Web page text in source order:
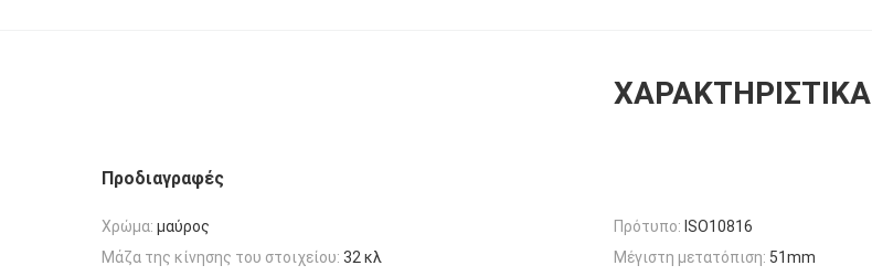
ΧΑΡΑΚΤΗΡΙΣΤΙΚΆ
Προδιαγραφές
Χρώμα: μαύρος Πρότυπο: ISO10816
Μάζα της κίνησης του στοιχείου: 32 κλ Μέγιστη μετατόπιση: 51mm